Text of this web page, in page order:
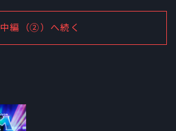
中編（②）へ続く